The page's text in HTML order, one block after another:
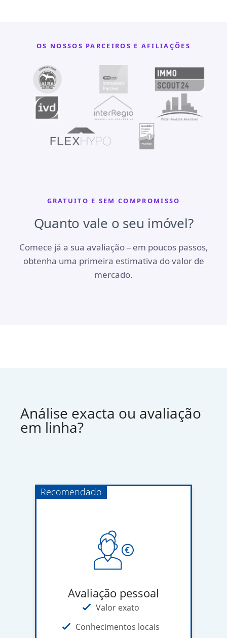
OS NOSSOS PARCEIROS E AFILIAÇÕES
GRATUITO E SEM COMPROMISSO
Quanto vale o seu imóvel?
Comece já a sua avaliação – em poucos passos,
obtenha uma primeira estimativa do valor de
mercado.
Análise exacta ou avaliação
em linha?
Recomendado
Avaliação pessoal
Valor exato
Conhecimentos locais